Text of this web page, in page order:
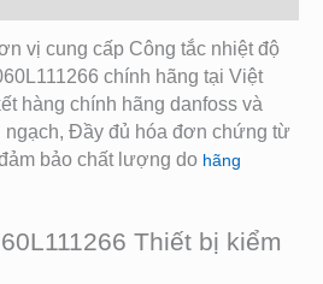
vị cung cấp Công tắc nhiệt độ
chính hãng tại Việt
hàng chính hãng danfoss và
Đầy đủ hóa đơn chứng từ
bảo chất lượng do hãng
Thiết bị kiểm